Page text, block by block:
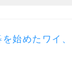
始めたワイ、